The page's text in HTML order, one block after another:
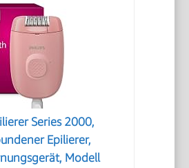
Series 2000,
Epilierer,
Modell